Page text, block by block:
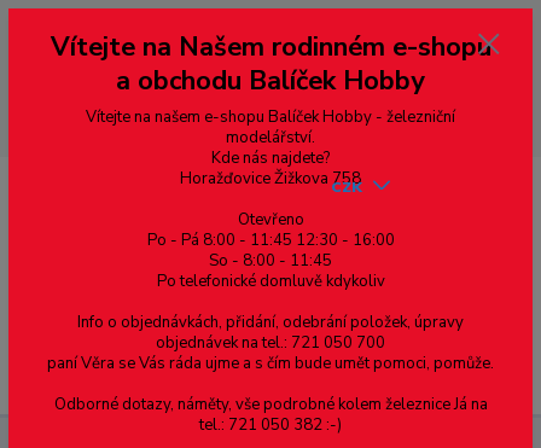
--- pro zákazníky ze Slovenska a jiných zemí, pokud chcete platit v eurech
přepněte si e-shop na euro 💶 pro přepočet měny - pravý horní roh ---
dobírky – pokud si z nějakého důvodu zásilku nevyzvednete, bude po
domluvě zaslána znovu s opětovnou platbou za poštovné, v opačném
případě bude zrušena a účet přidán na blacklist a rušeny následující
objednávky.
Menu
CZK
Vítejte na Našem rodinném e-shopu
a obchodu Balíček Hobby
Vítejte na našem e-shopu Balíček Hobby - železniční
modelářství.
Kde nás najdete?
Horažďovice Žižkova 758
Otevřeno
Po - Pá 8:00 - 11:45 12:30 - 16:00
So - 8:00 - 11:45
Po telefonické domluvě kdykoliv
Info o objednávkách, přidání, odebrání položek, úpravy
objednávek na tel.: 721 050 700
paní Věra se Vás ráda ujme a s čím bude umět pomoci, pomůže.
Odborné dotazy, náměty, vše podrobné kolem železnice Já na
tel.: 721 050 382 :-)